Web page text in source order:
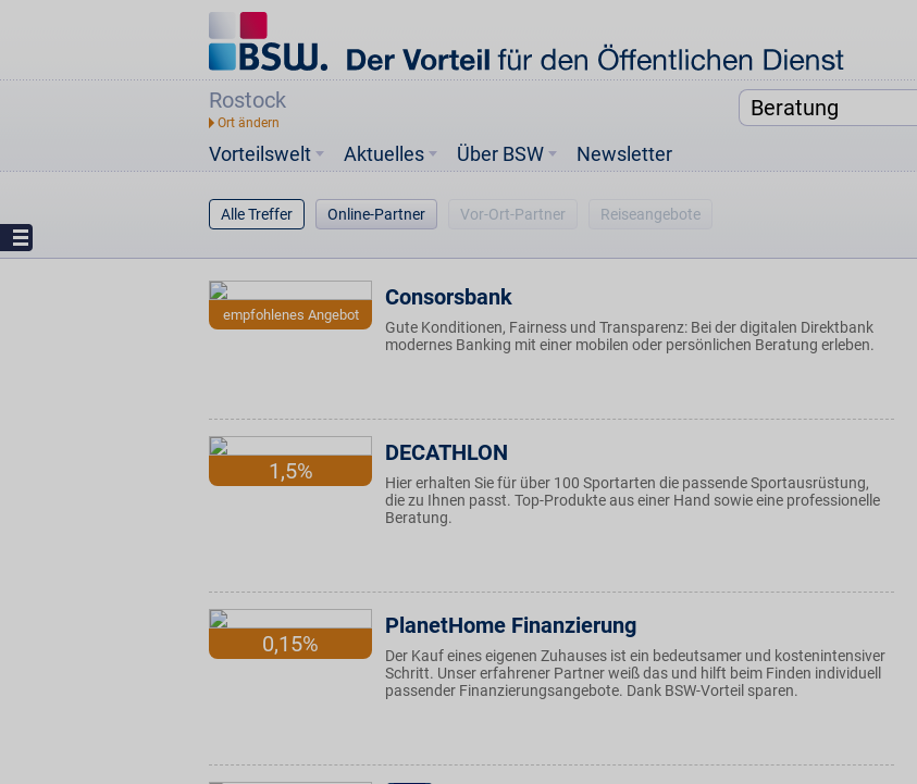
Rostock
Vorteilswelt Aktuelles Über BSW Newsletter
Alle Treffer Online-Partner Vor-Ort-Partner Reiseangebote
empfohlenes Angebot
Consorsbank
Gute Konditionen, Fairness und Transparenz: Bei der digitalen Direktbank
modernes Banking mit einer mobilen oder persönlichen Beratung erleben.
1,5%
DECATHLON
Hier erhalten Sie für über 100 Sportarten die passende Sportausrüstung,
die zu Ihnen passt. Top-Produkte aus einer Hand sowie eine professionelle
Beratung.
0,15%
PlanetHome Finanzierung
Der Kauf eines eigenen Zuhauses ist ein bedeutsamer und kostenintensiver
Schritt. Unser erfahrener Partner weiß das und hilft beim Finden individuell
passender Finanzierungsangebote. Dank BSW-Vorteil sparen.